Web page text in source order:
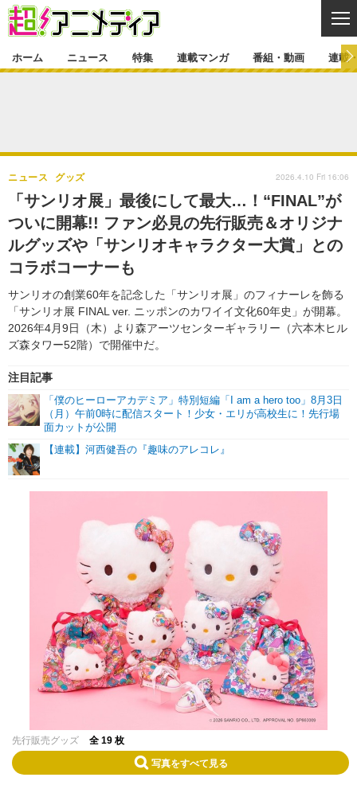
ゲーム・アプリ マンガ
グッズ イベント
声優 コスプレ
特集一覧 カバー
ラキりす
連載マンガ
連載マンガ一覧
番組・動画
番組・動画一覧 ラジオ
動画
連載・ブログ
連載・ブログ一覧 コラム
編集部ブログ・お知らせ
ホーム ニュース 特集 連載マンガ 番組・動画 連載
「サンリオ展」最後にして最大…！“FINAL”が
ついに開幕!! ファン必見の先行販売＆オリジナ
ルグッズや「サンリオキャラクター大賞」との
コラボコーナーも
サンリオの創業60年を記念した「サンリオ展」のフィナーレを飾る
「サンリオ展 FINAL ver. ニッポンのカワイイ文化60年史」が開幕。
2026年4月9日（木）より森アーツセンターギャラリー（六本木ヒル
ズ森タワー52階）で開催中だ。
ニュース グッズ
注目記事
「僕のヒーローアカデミア」特別短編「I am a hero too」8月3日
（月）午前0時に配信スタート！少女・エリが高校生に！先行場
面カットが公開
【連載】河西健吾の『趣味のアレコレ』
2026.4.10 Fri 16:06
先行販売グッズ 全 19 枚
写真をすべて見る